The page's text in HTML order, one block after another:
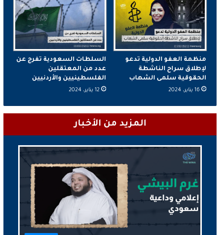
منظمة العفو الدولية تدعو
لإطلاق سراح الناشطة
الحقوقية سلمى الشهاب
16 يناير، 2024
السلطات السعودية تفرج عن
عدد من المعتقلين
الفلسطينيين والأردنيين
12 يناير، 2024
المزيد من الأخبار